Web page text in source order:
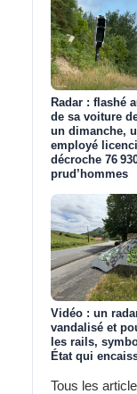
Radar : flashé
de sa voiture
un dimanche,
employé
décroche 76
prud’hommes
Vidéo : un
vandalisé et
les rails,
État qui
Tous les